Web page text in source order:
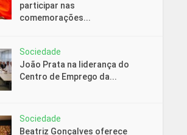
participar nas
comemorações...
Sociedade
João Prata na liderança do
Centro de Emprego da...
Sociedade
Beatriz Gonçalves oferece